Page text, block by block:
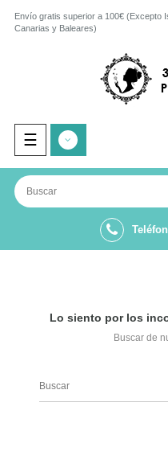
Envío gratis superior a 100€ (Excepto
Canarias y Baleares)
Navegación
de
palanca
☰
Lo siento por los
Buscar de